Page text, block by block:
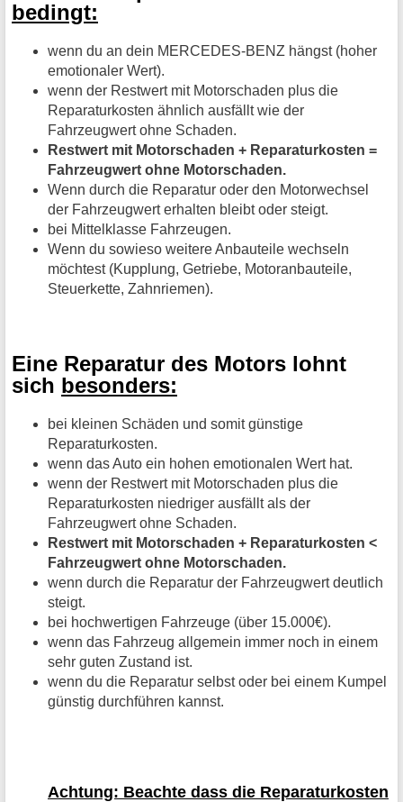
bedingt:
wenn du an dein MERCEDES-BENZ hängst (hoher
emotionaler Wert).
wenn der Restwert mit Motorschaden plus die
Reparaturkosten ähnlich ausfällt wie der
Fahrzeugwert ohne Schaden.
Restwert mit Motorschaden + Reparaturkosten =
Fahrzeugwert ohne Motorschaden.
Wenn durch die Reparatur oder den Motorwechsel
der Fahrzeugwert erhalten bleibt oder steigt.
bei Mittelklasse Fahrzeugen.
Wenn du sowieso weitere Anbauteile wechseln
möchtest (Kupplung, Getriebe, Motoranbauteile,
Steuerkette, Zahnriemen).
Eine Reparatur des Motors lohnt
sich besonders:
bei kleinen Schäden und somit günstige
Reparaturkosten.
wenn das Auto ein hohen emotionalen Wert hat.
wenn der Restwert mit Motorschaden plus die
Reparaturkosten niedriger ausfällt als der
Fahrzeugwert ohne Schaden.
Restwert mit Motorschaden + Reparaturkosten <
Fahrzeugwert ohne Motorschaden.
wenn durch die Reparatur der Fahrzeugwert deutlich
steigt.
bei hochwertigen Fahrzeuge (über 15.000€).
wenn das Fahrzeug allgemein immer noch in einem
sehr guten Zustand ist.
wenn du die Reparatur selbst oder bei einem Kumpel
günstig durchführen kannst.
Achtung: Beachte dass die Reparaturkosten